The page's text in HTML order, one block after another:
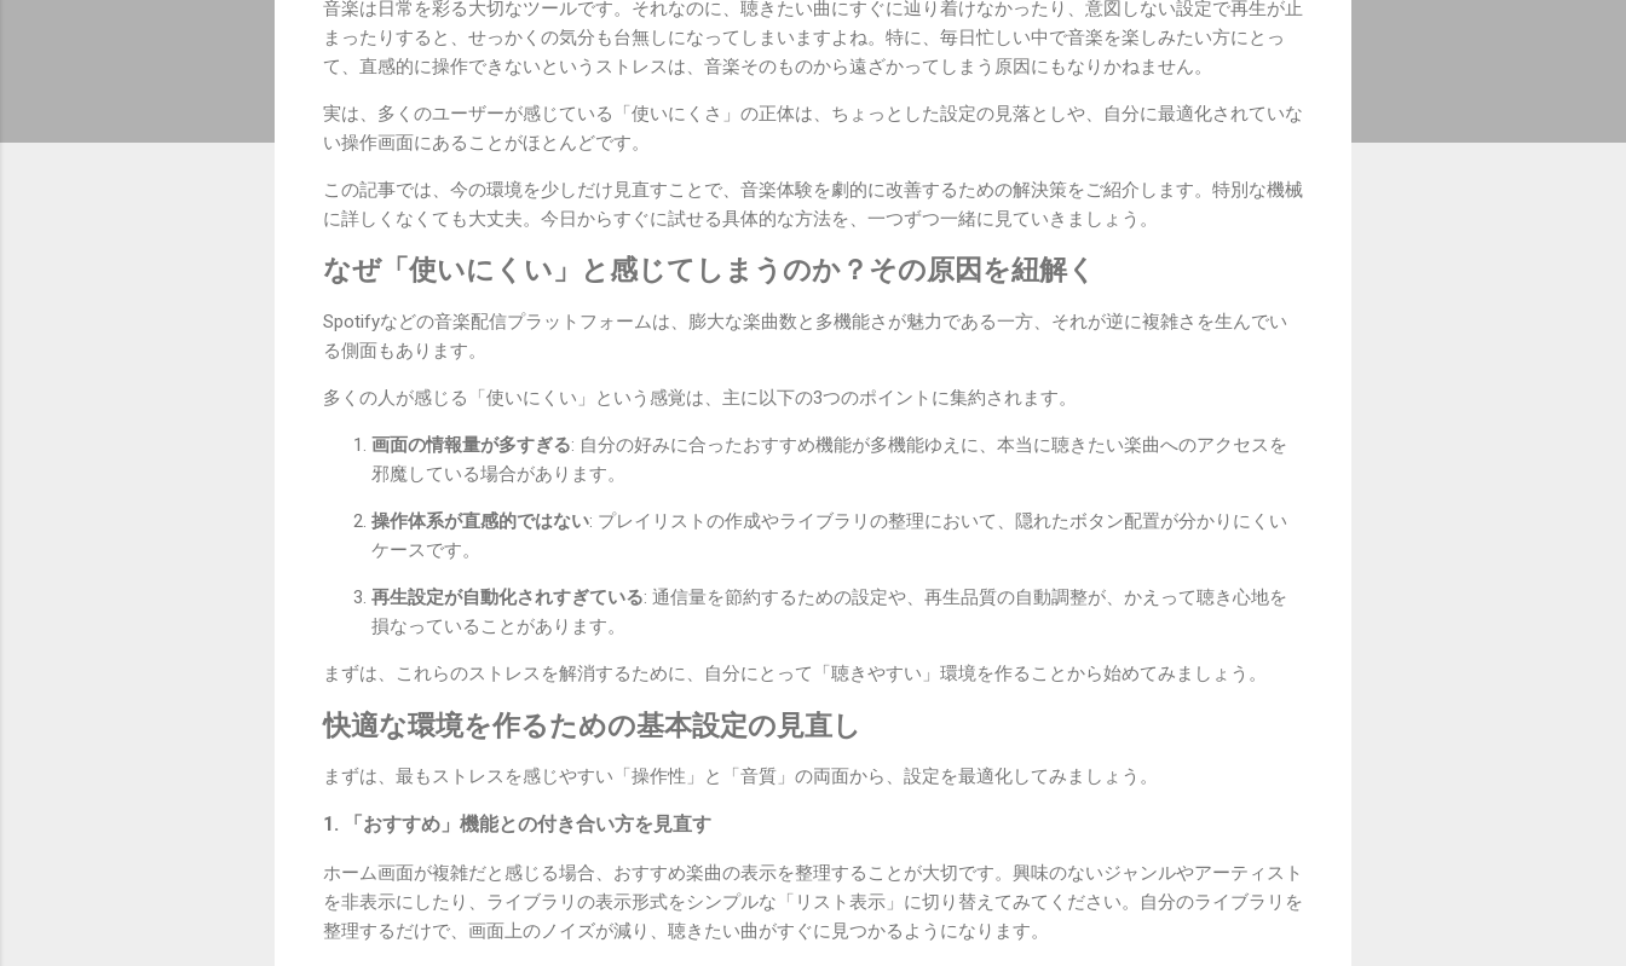
音楽は日常を彩る大切なツールです。それなのに、聴きたい曲にすぐに辿り着けなかったり、意図しない設定で再生が止
まったりすると、せっかくの気分も台無しになってしまいますよね。特に、毎日忙しい中で音楽を楽しみたい方にとっ
て、直感的に操作できないというストレスは、音楽そのものから遠ざかってしまう原因にもなりかねません。
実は、多くのユーザーが感じている「使いにくさ」の正体は、ちょっとした設定の見落としや、自分に最適化されていな
い操作画面にあることがほとんどです。
この記事では、今の環境を少しだけ見直すことで、音楽体験を劇的に改善するための解決策をご紹介します。特別な機械
に詳しくなくても大丈夫。今日からすぐに試せる具体的な方法を、一つずつ一緒に見ていきましょう。
なぜ「使いにくい」と感じてしまうのか？その原因を紐解く
Spotifyなどの音楽配信プラットフォームは、膨大な楽曲数と多機能さが魅力である一方、それが逆に複雑さを生んでい
る側面もあります。
多くの人が感じる「使いにくい」という感覚は、主に以下の3つのポイントに集約されます。
画面の情報量が多すぎる: 自分の好みに合ったおすすめ機能が多機能ゆえに、本当に聴きたい楽曲へのアクセスを
邪魔している場合があります。
操作体系が直感的ではない: プレイリストの作成やライブラリの整理において、隠れたボタン配置が分かりにくい
ケースです。
再生設定が自動化されすぎている: 通信量を節約するための設定や、再生品質の自動調整が、かえって聴き心地を
損なっていることがあります。
まずは、これらのストレスを解消するために、自分にとって「聴きやすい」環境を作ることから始めてみましょう。
快適な環境を作るための基本設定の見直し
まずは、最もストレスを感じやすい「操作性」と「音質」の両面から、設定を最適化してみましょう。
1. 「おすすめ」機能との付き合い方を見直す
ホーム画面が複雑だと感じる場合、おすすめ楽曲の表示を整理することが大切です。興味のないジャンルやアーティスト
を非表示にしたり、ライブラリの表示形式をシンプルな「リスト表示」に切り替えてみてください。自分のライブラリを
整理するだけで、画面上のノイズが減り、聴きたい曲がすぐに見つかるようになります。